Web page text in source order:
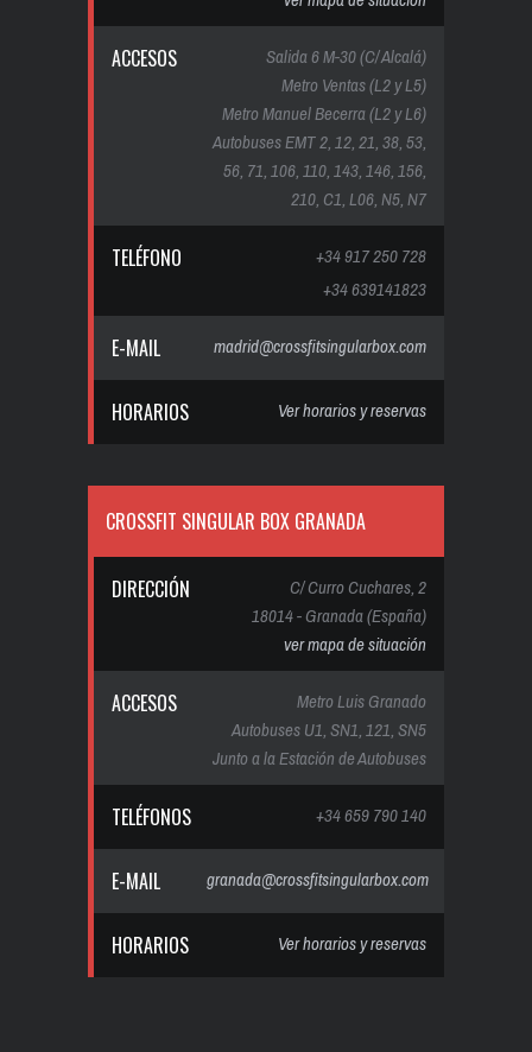
ACCESOS
Salida 6 M-30 (C/ Alcalá)
Metro Ventas (L2 y L5)
Metro Manuel Becerra (L2 y L6)
Autobuses EMT 2, 12, 21, 38, 53,
56, 71, 106, 110, 143, 146, 156,
210, C1, L06, N5, N7
TELÉFONO
+34 917 250 728
+34 639141823
E-MAIL madrid@crossfitsingularbox.com
HORARIOS Ver horarios y reservas
CROSSFIT SINGULAR BOX GRANADA
DIRECCIÓN
C/ Curro Cuchares, 2
18014 - Granada (España)
ver mapa de situación
ACCESOS
Metro Luis Granado
Autobuses U1, SN1, 121, SN5
Junto a la Estación de Autobuses
TELÉFONOS +34 659 790 140
E-MAIL granada@crossfitsingularbox.com
HORARIOS Ver horarios y reservas